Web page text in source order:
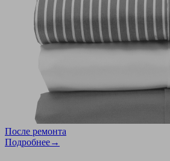
После ремонта
Подробнее→